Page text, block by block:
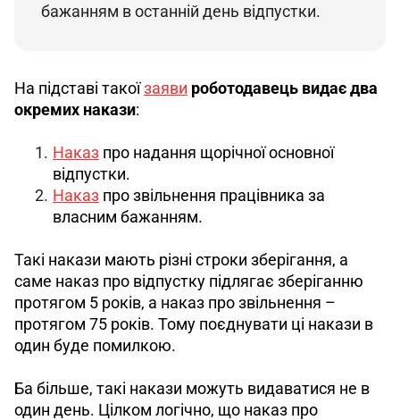
бажанням в останній день відпустки.
На підставі такої заяви роботодавець видає два
окремих накази:
Наказ про надання щорічної основної
відпустки.
Наказ про звільнення працівника за
власним бажанням.
Такі накази мають різні строки зберігання, а
саме наказ про відпустку підлягає зберіганню
протягом 5 років, а наказ про звільнення –
протягом 75 років. Тому поєднувати ці накази в
один буде помилкою.
Ба більше, такі накази можуть видаватися не в
один день. Цілком логічно, що наказ про